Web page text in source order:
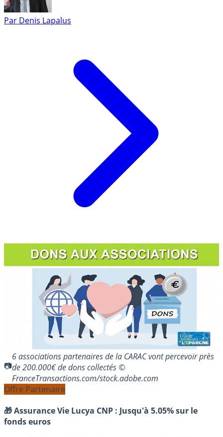
Par Denis Lapalus
6 associations partenaires de la CARAC vont percevoir près
de 200.000€ de dons collectés ©
FranceTransactions.com/stock.adobe.com
Offre Partenaire
🎁 Assurance Vie Lucya CNP : Jusqu'à 5.05% sur le
fonds euros